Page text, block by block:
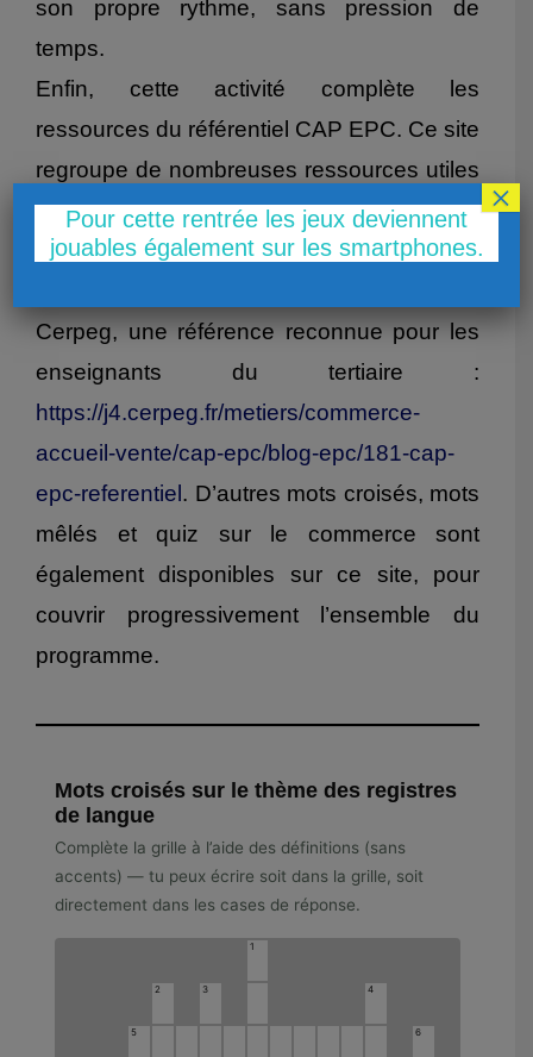
son propre rythme, sans pression de
temps.
Enfin, cette activité complète les
ressources du référentiel CAP EPC. Ce site
regroupe de nombreuses ressources utiles
pour les enseignants et les élèves de la
filière commerce. Pour consulter le
Cerpeg, une référence reconnue pour les
enseignants du tertiaire :
https://j4.cerpeg.fr/metiers/commerce-
accueil-vente/cap-epc/blog-epc/181-cap-
epc-referentiel . D’autres mots croisés, mots
mêlés et quiz sur le commerce sont
également disponibles sur ce site, pour
couvrir progressivement l’ensemble du
programme.
Mots croisés sur le thème des registres
de langue
Complète la grille à l’aide des définitions (sans
accents) — tu peux écrire soit dans la grille, soit
directement dans les cases de réponse.
1
2 3 4
5 6
Pour cette rentrée les jeux deviennent
jouables également sur les smartphones.
×